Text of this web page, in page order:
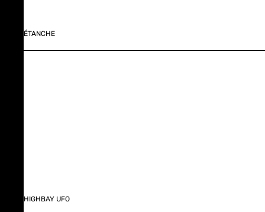
ÉTANCHE
HIGHBAY UFO